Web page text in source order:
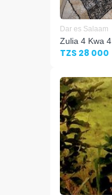
Dar es Salaam
Zulia 4 Kwa 4
TZS 28 000